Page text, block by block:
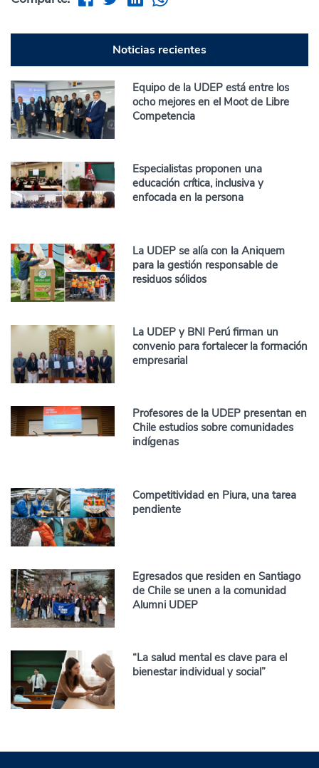
Noticias recientes
Equipo de la UDEP está entre los
ocho mejores en el Moot de Libre
Competencia
Especialistas proponen una
educación crítica, inclusiva y
enfocada en la persona
La UDEP se alía con la Aniquem
para la gestión responsable de
residuos sólidos
La UDEP y BNI Perú firman un
convenio para fortalecer la formación
empresarial
Profesores de la UDEP presentan en
Chile estudios sobre comunidades
indígenas
Competitividad en Piura, una tarea
pendiente
Egresados que residen en Santiago
de Chile se unen a la comunidad
Alumni UDEP
“La salud mental es clave para el
bienestar individual y social”